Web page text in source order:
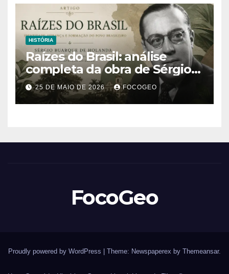
HISTÓRIA
Raízes do Brasil: análise
completa da obra de Sérgio
Buarque de Holanda e sua
importância para entender a
formação do Brasil
25 DE MAIO DE 2026 FOCOGEO
FocoGeo
Proudly powered by WordPress Theme: Newspaperex by Themeansar.